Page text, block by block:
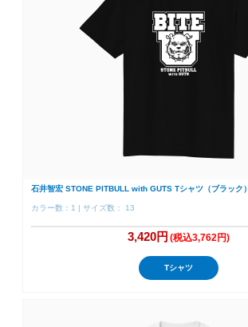
石井智宏 STONE PITBULL with GUTS Tシャツ（ブラック）
カラー数：1 | サイズ数： 13
3,420円 (税込3,762円)
Tシャツ